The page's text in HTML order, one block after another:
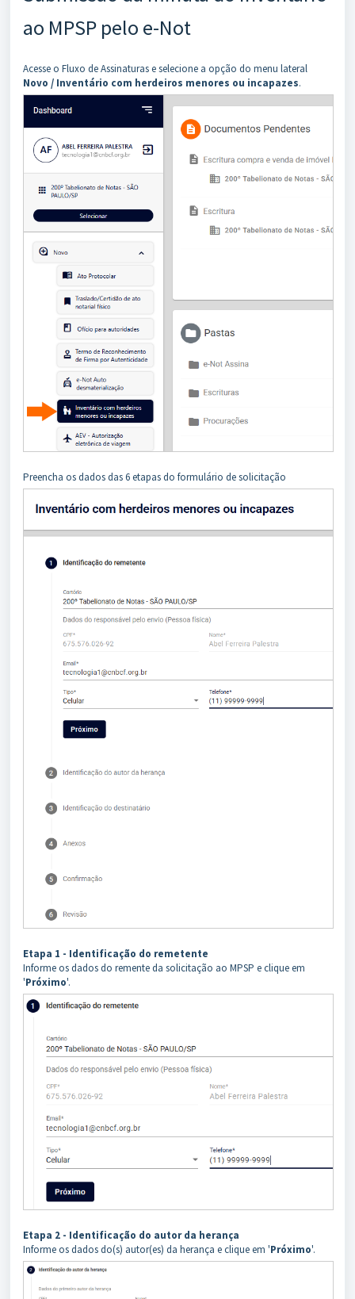
ao MPSP pelo e-Not
Acesse o Fluxo de Assinaturas e selecione a opção do menu lateral
Novo / Inventário com herdeiros menores ou incapazes.
Preencha os dados das 6 etapas do formulário de solicitação
Etapa 1 - Identificação do remetente
Informe os dados do remente da solicitação ao MPSP e clique em
'Próximo'.
Etapa 2 - Identificação do autor da herança
Informe os dados do(s) autor(es) da herança e clique em 'Próximo'.